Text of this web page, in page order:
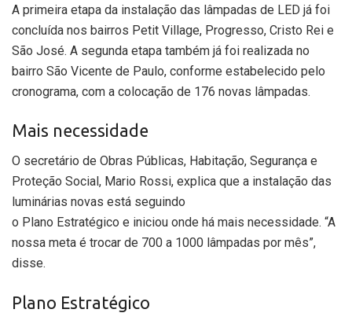
A primeira etapa da instalação das lâmpadas de LED já foi
concluída nos bairros Petit Village, Progresso, Cristo Rei e
São José. A segunda etapa também já foi realizada no
bairro São Vicente de Paulo, conforme estabelecido pelo
cronograma, com a colocação de 176 novas lâmpadas.
Mais necessidade
O secretário de Obras Públicas, Habitação, Segurança e
Proteção Social, Mario Rossi, explica que a instalação das
luminárias novas está seguindo
o Plano Estratégico e iniciou onde há mais necessidade. “A
nossa meta é trocar de 700 a 1000 lâmpadas por mês”,
disse.
Plano Estratégico